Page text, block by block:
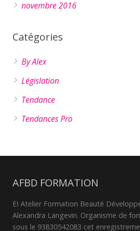
novembre 2016
Catégories
By Alex
Législation
Tendance
Tendances Pro
AFBD FORMATION
EI Atelier Formation Beauté
Alexandra Langevin. Organisme de
sous le 93830542083 cet